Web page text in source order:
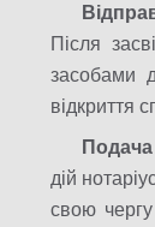
Після
засобами
відкриття
дій
свою